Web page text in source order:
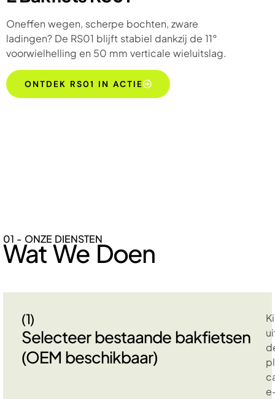
Oneffen wegen, scherpe bochten, zware
ladingen? De RS01 blijft stabiel dankzij de 11°
voorwielhelling en 50 mm verticale wieluitslag.
ONTDEK RS01 IN ACTIE
01 - ONZE DIENSTEN
Wat We Doen
(1)
Selecteer bestaande bakfietsen
(OEM beschikbaar)